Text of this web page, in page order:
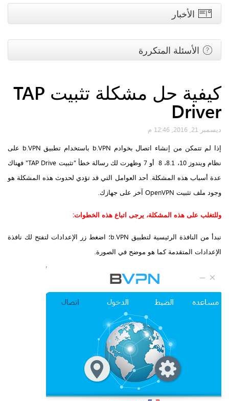
الأخبار
الأسئلة المتكررة
كيفية حل مشكلة تثبيت TAP
Driver
ديسمبر 21, 2016, 12:46 م
إذا لم تتمكن من إنشاء اتصال بخوادم b.VPN باستخدام تطبيق b.VPN على
نظام ويندوز 10، 8.1، 8 أو 7 وظهرت لك رسالة خطأ "تثبيت TAP Drive" فهناك
عدة أسباب هذه المشكلة. أحد العوامل التي قد تؤدي لحدوث هذه المشكلة هو
وجود ملف تثبيت OpenVPN آخر على جهازك.
وللتغلب على هذه المشكلة، يرجى اتباع هذه الخطوات:
نبدأ من النافذة الرئيسية لتطبيق b.VPN؛ اضغط زر الإعدادات لتفتح لك نافذة
الإعدادات المتقدمة كما هو موضح في الصورة.